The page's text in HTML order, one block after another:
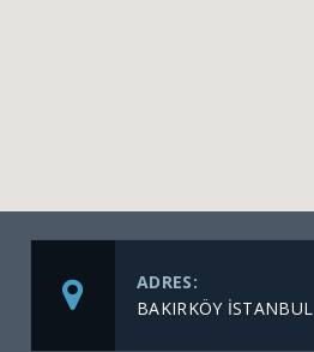
ADRES:
BAKIRKÖY İSTANBUL